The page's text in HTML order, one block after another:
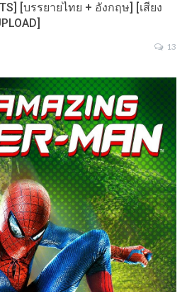
[บรรยายไทย + อังกฤษ] [เสียง
13